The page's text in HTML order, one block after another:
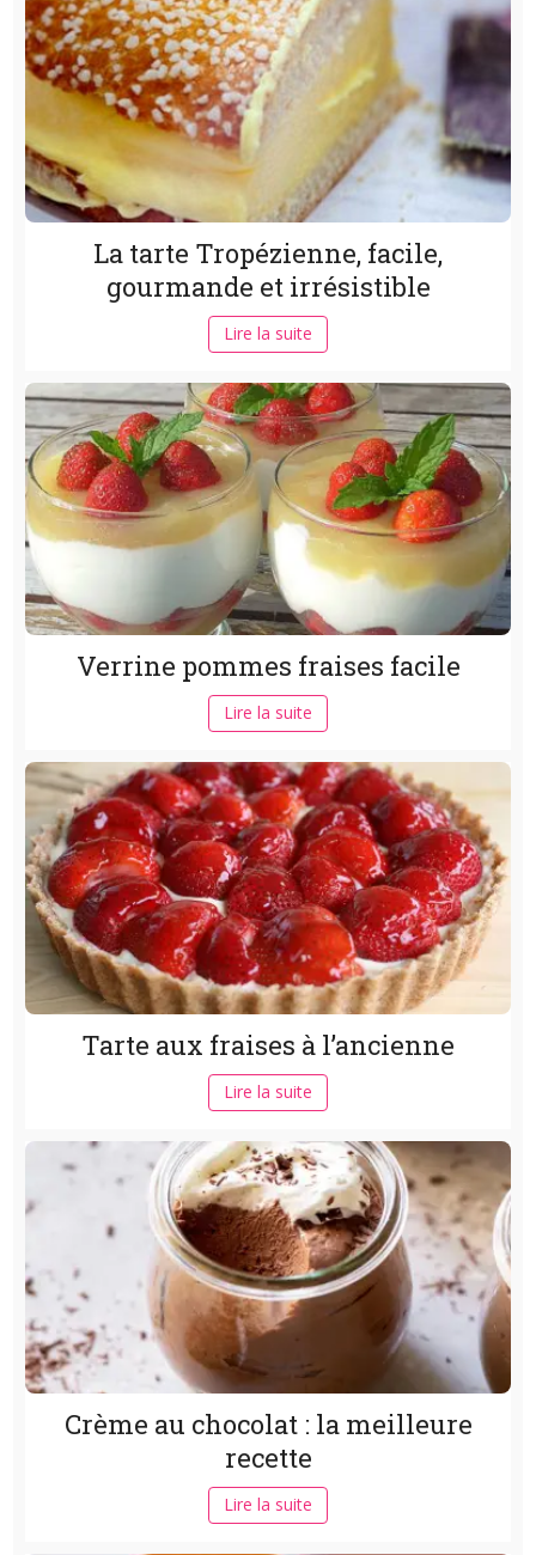
La tarte Tropézienne, facile,
gourmande et irrésistible
Lire la suite
Verrine pommes fraises facile
Lire la suite
Tarte aux fraises à l’ancienne
Lire la suite
Crème au chocolat : la meilleure
recette
Lire la suite